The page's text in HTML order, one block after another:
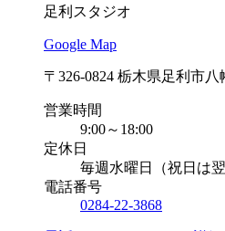
足利スタジオ
Google Map
〒326-0824 栃木県足利市
営業時間
9:00～18:00
定休日
毎週水曜日（祝日は
電話番号
0284-22-3868